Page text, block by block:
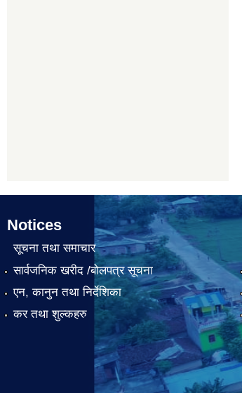
Notices
सूचना तथा समाचार
सार्वजनिक खरीद /बोलपत्र सूचना
एन, कानुन तथा निर्देशिका
कर तथा शुल्कहरु